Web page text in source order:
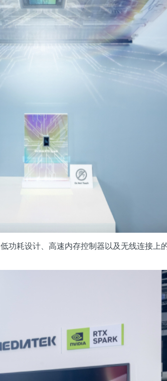
功耗设计、高速内存控制器以及无线连接上